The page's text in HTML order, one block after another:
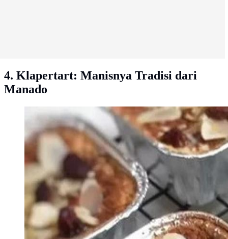
4. Klapertart: Manisnya Tradisi dari
Manado